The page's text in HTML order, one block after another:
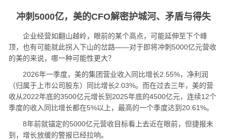
冲刺5000亿，美的CFO解密护城河、矛盾与得失
企业经营如翻山越岭，眼前的某个高点，可能延伸至下个峰
顶，也有可能就此拐入下山的岔路——对于即将冲刺5000亿元营收
的美的来说，哪一种可能性更大？
2026年一季度，美的集团营业收入同比增长2.55%，净利润
（归属于上市公司股东）同比增长2.03%。而在过去三年，美的营
收从2022年底的3500亿元增长到2025年底的4500亿元，连续12个
季度的收入同比增长都在5%以上，最高的一个季度达到20.61%。
8年前就锚定的5000亿元营收目标看上去近在眼前，但捷报未
到，增长放缓的警报已经拉响。